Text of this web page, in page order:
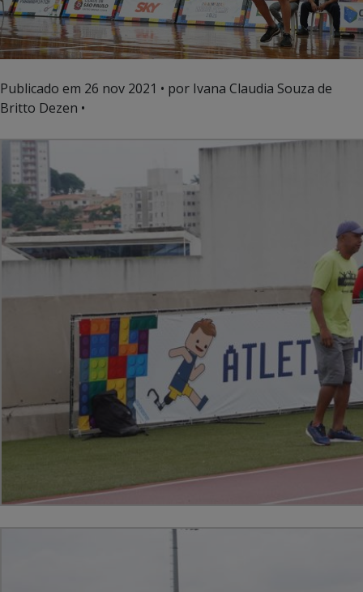
Publicado em 26 nov 2021 • por Ivana Claudia Souza de
Britto Dezen •